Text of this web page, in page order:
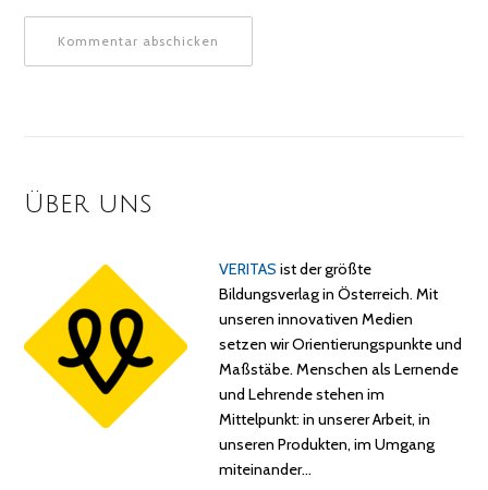
Über uns
VERITAS ist der größte
Bildungsverlag in Österreich. Mit
unseren innovativen Medien
setzen wir Orientierungspunkte und
Maßstäbe. Menschen als Lernende
und Lehrende stehen im
Mittelpunkt: in unserer Arbeit, in
unseren Produkten, im Umgang
miteinander…